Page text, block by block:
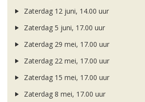
Zaterdag 12 juni, 14.00 uur
Zaterdag 5 juni, 17.00 uur
Zaterdag 29 mei, 17.00 uur
Zaterdag 22 mei, 17.00 uur
Zaterdag 15 mei, 17.00 uur
Zaterdag 8 mei, 17.00 uur